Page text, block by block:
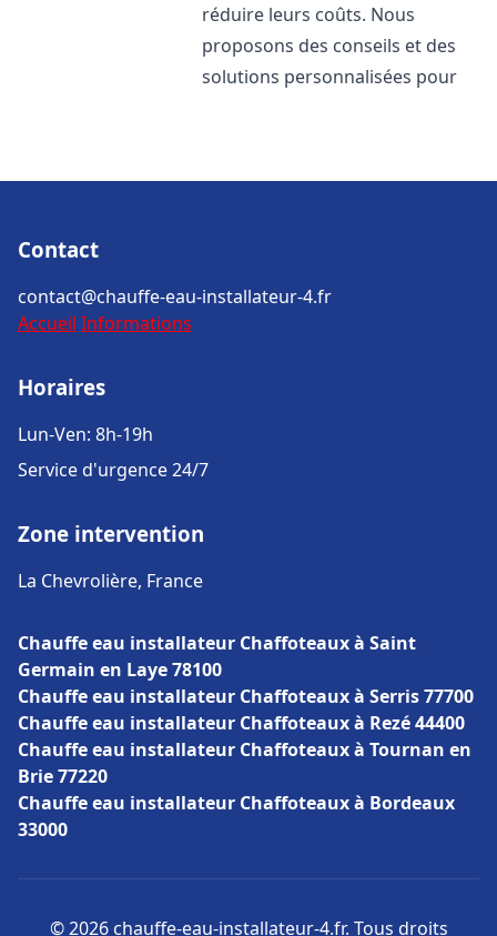
réduire leurs coûts. Nous
proposons des conseils et des
solutions personnalisées pour
Contact
contact@chauffe-eau-installateur-4.fr
Accueil Informations
Horaires
Lun-Ven: 8h-19h
Service d'urgence 24/7
Zone intervention
La Chevrolière, France
Chauffe eau installateur Chaffoteaux à Saint
Germain en Laye 78100
Chauffe eau installateur Chaffoteaux à Serris 77700
Chauffe eau installateur Chaffoteaux à Rezé 44400
Chauffe eau installateur Chaffoteaux à Tournan en
Brie 77220
Chauffe eau installateur Chaffoteaux à Bordeaux
33000
© 2026 chauffe-eau-installateur-4.fr. Tous droits